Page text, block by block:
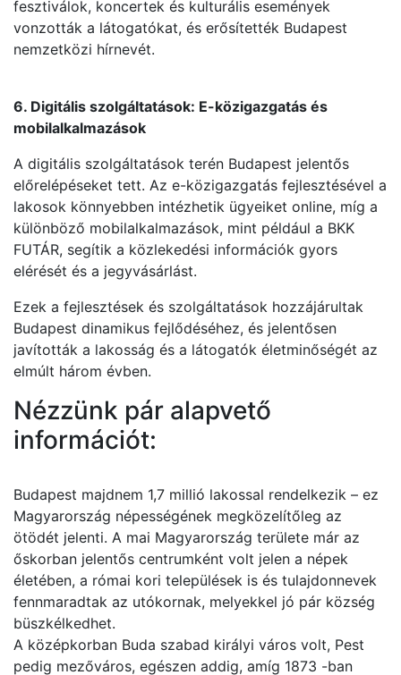
fesztiválok, koncertek és kulturális események
vonzották a látogatókat, és erősítették Budapest
nemzetközi hírnevét.
6. Digitális szolgáltatások: E-közigazgatás és
mobilalkalmazások
A digitális szolgáltatások terén Budapest jelentős
előrelépéseket tett. Az e-közigazgatás fejlesztésével a
lakosok könnyebben intézhetik ügyeiket online, míg a
különböző mobilalkalmazások, mint például a BKK
FUTÁR, segítik a közlekedési információk gyors
elérését és a jegyvásárlást.
Ezek a fejlesztések és szolgáltatások hozzájárultak
Budapest dinamikus fejlődéséhez, és jelentősen
javították a lakosság és a látogatók életminőségét az
elmúlt három évben.
Nézzünk pár alapvető
információt:
Budapest majdnem 1,7 millió lakossal rendelkezik – ez
Magyarország népességének megközelítőleg az
ötödét jelenti. A mai Magyarország területe már az
őskorban jelentős centrumként volt jelen a népek
életében, a római kori települések is és tulajdonnevek
fennmaradtak az utókornak, melyekkel jó pár község
büszkélkedhet.
A középkorban Buda szabad királyi város volt, Pest
pedig mezőváros, egészen addig, amíg 1873 -ban